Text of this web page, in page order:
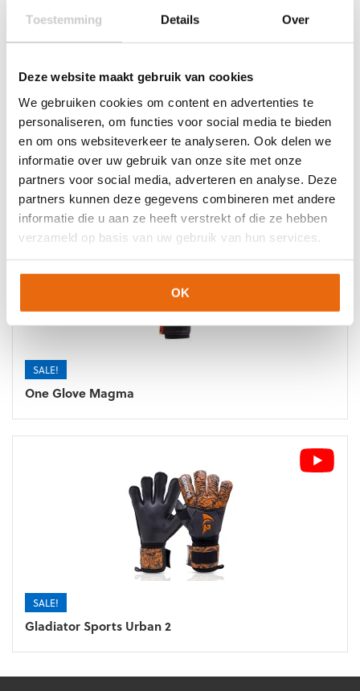
Toestemming Details Over
Deze website maakt gebruik van cookies
We gebruiken cookies om content en advertenties te
personaliseren, om functies voor social media te bieden
en om ons websiteverkeer te analyseren. Ook delen we
informatie over uw gebruik van onze site met onze
partners voor social media, adverteren en analyse. Deze
partners kunnen deze gegevens combineren met andere
informatie die u aan ze heeft verstrekt of die ze hebben
verzameld op basis van uw gebruik van hun services.
OK
SALE!
Gladiator Sports Urban 3
SALE!
One Glove Magma
SALE!
Gladiator Sports Urban 2